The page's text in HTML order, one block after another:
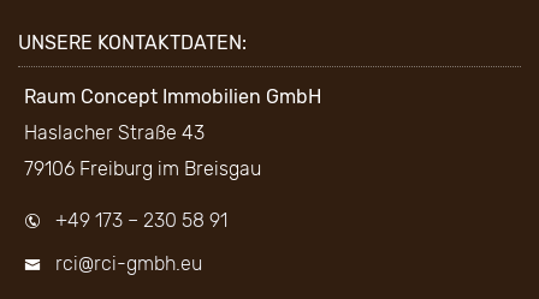
UNSERE KONTAKTDATEN:
Raum Concept Immobilien GmbH
Haslacher Straße 43
79106 Freiburg im Breisgau
+49 173 – 230 58 91
rci@rci-gmbh.eu